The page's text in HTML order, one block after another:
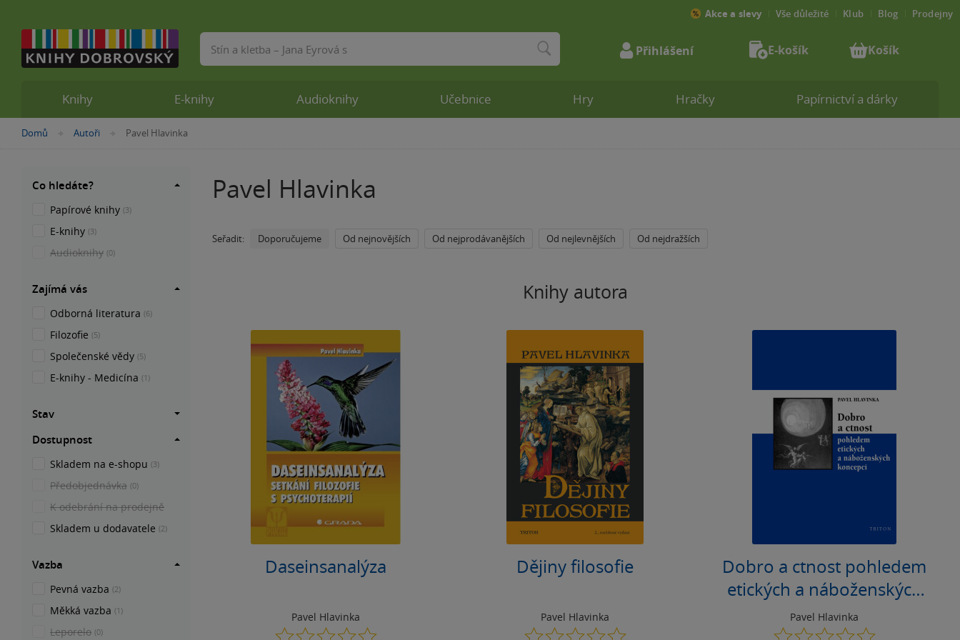
Nacházíte
Domů »Autoři »Pavel Hlavinka
Pavel Hlavinka
Seřadit: Doporučujeme Od nejnovějších Od nejprodávanějších Od nejlevnějších Od nejdražších
Knihy autora
Daseinsanalýza
Pavel Hlavinka
0.0
Dějiny filosofie
Pavel Hlavinka
0.0
Dobro a ctnost pohledem
etických a náboženských
koncepcí
Pavel Hlavinka
0.0
Co hledáte?
Papírové knihy (3)
E-knihy (3)
Audioknihy (0)
Zajímá vás
Odborná literatura (6)
Filozofie (5)
Společenské vědy (5)
E-knihy - Medicína (1)
Stav
Dostupnost
Skladem na e-shopu (3)
Předobjednávka (0)
K odebrání na prodejně
Skladem u dodavatele (2)
Vazba
Pevná vazba (2)
Měkká vazba (1)
Leporelo (0)
Knihy E-knihy Audioknihy Učebnice Hry Hračky Papírnictví a dárky
Akce a slevy Vše důležité Klub Blog Prodejny
Vyhledávání Přihlášení E-košík Košík